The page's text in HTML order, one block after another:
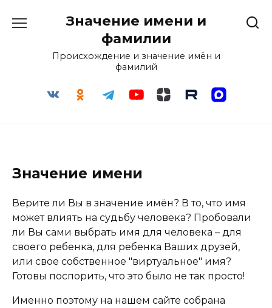
Значение имени и
фамилии
Происхождение и значение имён и
фамилий
Значение имени
Верите ли Вы в значение имён? В то, что имя
может влиять на судьбу человека? Пробовали
ли Вы сами выбрать имя для человека – для
своего ребенка, для ребенка Ваших друзей,
или свое собственное "виртуальное" имя?
Готовы поспорить, что это было не так просто!
Именно поэтому на нашем сайте собрана